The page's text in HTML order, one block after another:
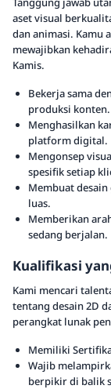
aset visual
dan animasi. Kamu
mewajibkan
Kamis.
Bekerja sama
produksi konten.
Menghasilkan
platform digital.
Mengonsep
spesifik setiap
Membuat
luas.
Memberikan
sedang berjalan.
Kualifikasi
Kami mencari
tentang desain 2D
perangkat lunak
Memiliki
Wajib
berpikir di balik